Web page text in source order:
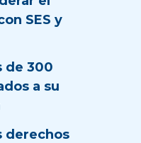
SES y
de 300
a su
derechos